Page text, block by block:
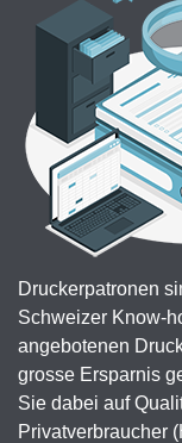
Druckerpatronen
Schweizer Know-
angebotenen
grosse Ersparnis
Sie dabei auf
Privatverbraucher